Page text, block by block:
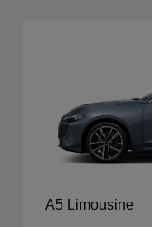
A5 Limousine